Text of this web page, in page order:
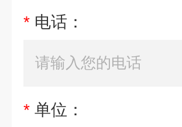
* 电话：
* 单位：